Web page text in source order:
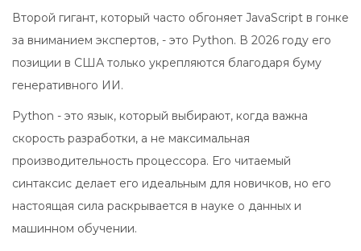
Второй гигант, который часто обгоняет JavaScript в гонке
за вниманием экспертов, - это Python. В 2026 году его
позиции в США только укрепляются благодаря буму
генеративного ИИ.
Python - это язык, который выбирают, когда важна
скорость разработки, а не максимальная
производительность процессора. Его читаемый
синтаксис делает его идеальным для новичков, но его
настоящая сила раскрывается в науке о данных и
машинном обучении.